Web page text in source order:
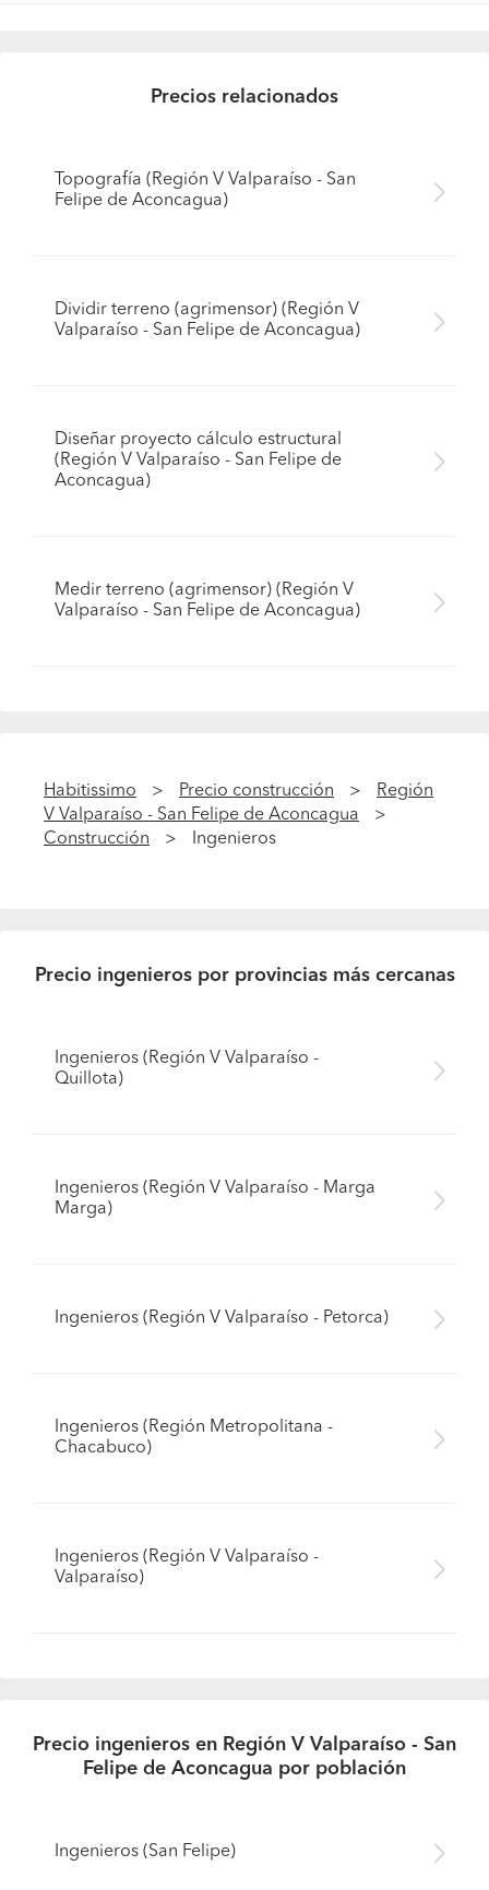
Precios relacionados
Topografía (Región V Valparaíso - San
Felipe de Aconcagua)
Dividir terreno (agrimensor) (Región V
Valparaíso - San Felipe de Aconcagua)
Diseñar proyecto cálculo estructural
(Región V Valparaíso - San Felipe de
Aconcagua)
Medir terreno (agrimensor) (Región V
Valparaíso - San Felipe de Aconcagua)
Habitissimo Precio construcción
Región
V Valparaíso - San Felipe de Aconcagua
Construcción
Ingenieros
Precio ingenieros por provincias más cercanas
Ingenieros (Región V Valparaíso -
Quillota)
Ingenieros (Región V Valparaíso - Marga
Marga)
Ingenieros (Región V Valparaíso - Petorca)
Ingenieros (Región Metropolitana -
Chacabuco)
Ingenieros (Región V Valparaíso -
Valparaíso)
Precio ingenieros en Región V Valparaíso - San
Felipe de Aconcagua por población
Ingenieros (San Felipe)